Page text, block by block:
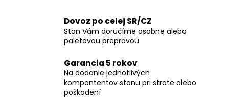
Dovoz po celej SR/CZ
Stan Vám doručíme osobne alebo
paletovou prepravou
Garancia 5 rokov
Na dodanie jednotlivých
kompontentov stanu pri strate alebo
poškodení